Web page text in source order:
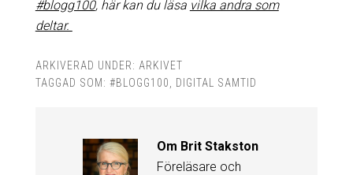
#blogg100, här kan du läsa vilka andra som
deltar.
ARKIVERAD UNDER: ARKIVET
TAGGAD SOM: #BLOGG100 DIGITAL SAMTID
Om Brit Stakston
Föreläsare och